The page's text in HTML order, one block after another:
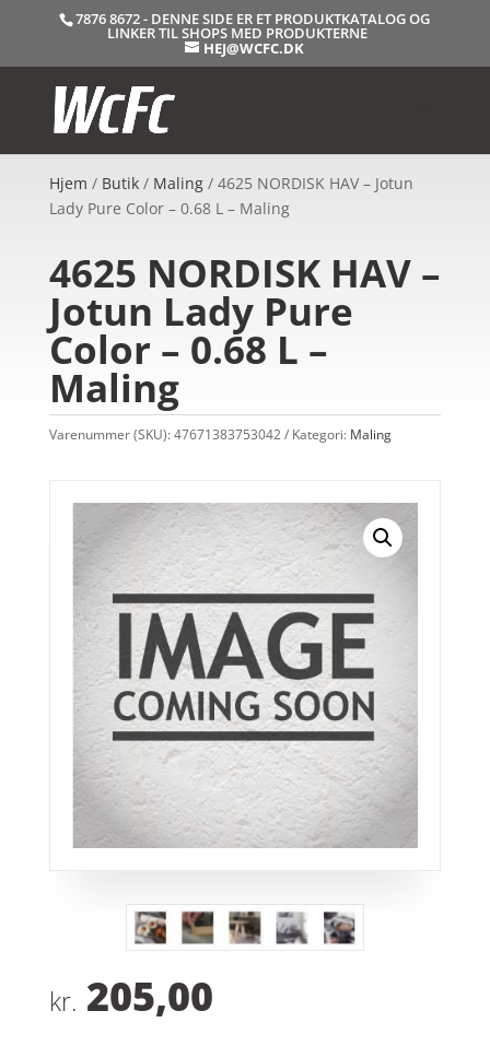
7876 8672 - DENNE SIDE ER ET PRODUKTKATALOG OG
LINKER TIL SHOPS MED PRODUKTERNE
HEJ@WCFC.DK
Hjem / Butik/ Maling/ 4625 NORDISK HAV – Jotun
Lady Pure Color – 0.68 L – Maling
4625 NORDISK HAV –
Jotun Lady Pure
Color – 0.68 L –
Maling
Varenummer (SKU):47671383753042 Kategori: Maling
kr. 205,00